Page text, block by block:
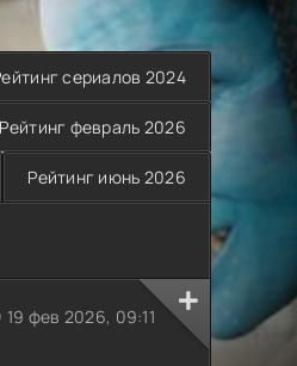
сериалов 2024
Рейтинг февраль 2026
Рейтинг июнь 2026
19 фев 2026, 09:11